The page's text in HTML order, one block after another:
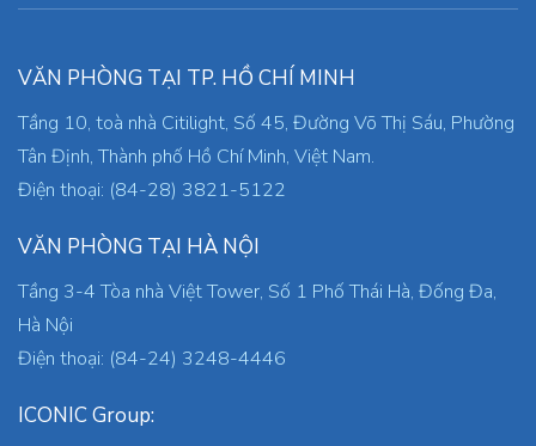
VĂN PHÒNG TẠI TP. HỒ CHÍ MINH
Tầng 10, toà nhà Citilight, Số 45, Đường Võ Thị Sáu, Phường
Tân Định, Thành phố Hồ Chí Minh, Việt Nam.
Điện thoại: (84-28) 3821-5122
VĂN PHÒNG TẠI HÀ NỘI
Tầng 3-4 Tòa nhà Việt Tower, Số 1 Phố Thái Hà, Đống Đa,
Hà Nội
Điện thoại: (84-24) 3248-4446
ICONIC Group: